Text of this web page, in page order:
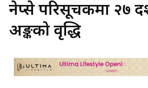
नेप्से परिसूचकमा २७
अङ्कको वृद्धि